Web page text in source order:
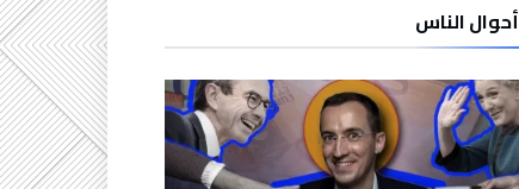
أحوال الناس